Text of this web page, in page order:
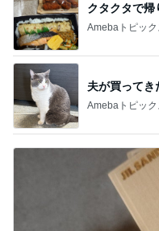
クタクタで帰
Amebaトピック
夫が買ってき
Amebaトピック